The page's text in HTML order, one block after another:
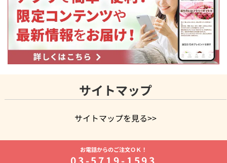
サイトマップ
サイトマップを見る>>
よく贈られる花
お祝いの花特集
誕生日フラワーギフト特集
8月の誕生花(トルコキキョウ)
開店・開業祝い
お電話からのご注文ＯＫ！